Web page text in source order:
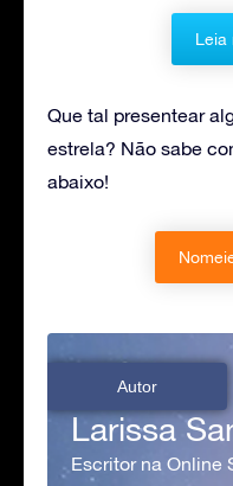
Leia
Que tal presentear
estrela? Não sabe
abaixo!
Autor
Larissa
Escritor na Online